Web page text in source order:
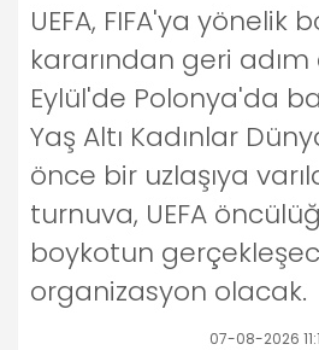
UEFA, FIFA'ya yönelik
kararından geri adım
Eylül'de Polonya'da
Yaş Altı Kadınlar
önce bir uzlaşıya
turnuva, UEFA
boykotun
organizasyon olacak.
07-08-2026